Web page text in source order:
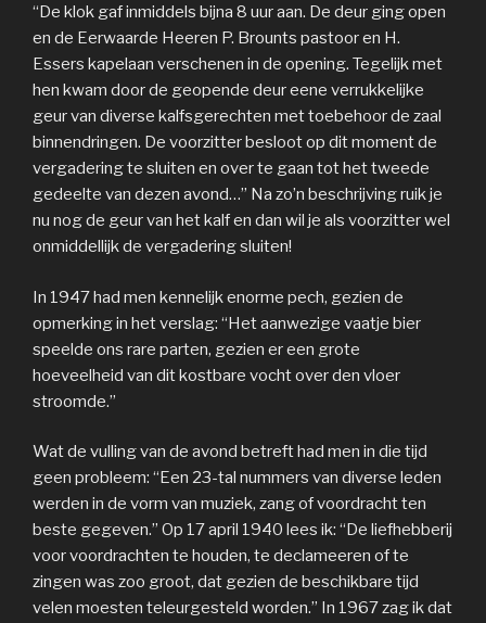
“De klok gaf inmiddels bijna 8 uur aan. De deur ging open
en de Eerwaarde Heeren P. Brounts pastoor en H.
Essers kapelaan verschenen in de opening. Tegelijk met
hen kwam door de geopende deur eene verrukkelijke
geur van diverse kalfsgerechten met toebehoor de zaal
binnendringen. De voorzitter besloot op dit moment de
vergadering te sluiten en over te gaan tot het tweede
gedeelte van dezen avond…” Na zo’n beschrijving ruik je
nu nog de geur van het kalf en dan wil je als voorzitter wel
onmiddellijk de vergadering sluiten!
In 1947 had men kennelijk enorme pech, gezien de
opmerking in het verslag: “Het aanwezige vaatje bier
speelde ons rare parten, gezien er een grote
hoeveelheid van dit kostbare vocht over den vloer
stroomde.”
Wat de vulling van de avond betreft had men in die tijd
geen probleem: “Een 23-tal nummers van diverse leden
werden in de vorm van muziek, zang of voordracht ten
beste gegeven.” Op 17 april 1940 lees ik: “De liefhebberij
voor voordrachten te houden, te declameeren of te
zingen was zoo groot, dat gezien de beschikbare tijd
velen moesten teleurgesteld worden.” In 1967 zag ik dat